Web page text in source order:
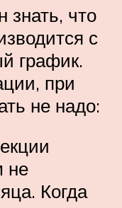
знать, что
с
график.
при
не надо:
не
Когда